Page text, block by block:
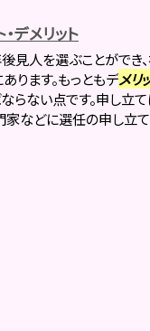
デメリット
見人を選ぶことができ
ります。もっともデメリ
ない点です。申し立
などに選任の申し立